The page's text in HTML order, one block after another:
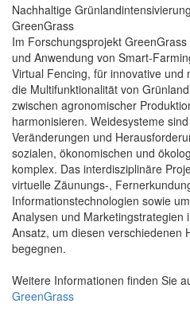
Nachhaltige
GreenGrass
Im Forschungsprojekt
und Anwendung von Smart-
Virtual Fencing, für innovative und
die Multifunktionalität von
zwischen agronomischer
harmonisieren. Weidesysteme
Veränderungen und
sozialen, ökonomischen und
komplex. Das interdisziplinäre
virtuelle Zäunungs-,
Informationstechnologien sowie
Analysen und Marketingstrategien
Ansatz, um diesen verschiedenen
begegnen.
Weitere Informationen finden Sie
GreenGrass